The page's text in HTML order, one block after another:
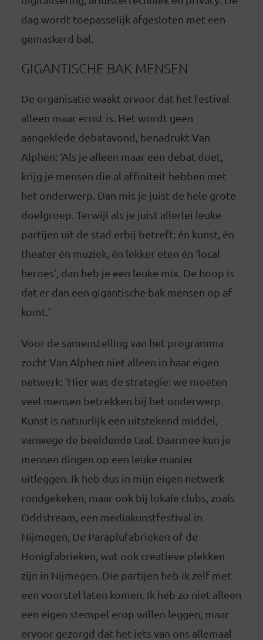
dag wordt toepasselijk afgesloten met een
gemaskerd bal.
GIGANTISCHE BAK MENSEN
De organisatie waakt ervoor dat het festival
alleen maar ernst is. Het wordt geen
aangeklede debatavond, benadrukt Van
Alphen: ‘Als je alleen maar een debat doet,
krijg je mensen die al affiniteit hebben met
het onderwerp. Dan mis je juist de hele grote
doelgroep. Terwijl als je juist allerlei leuke
partijen uit de stad erbij betreft: én kunst, én
theater én muziek, én lekker eten én ‘local
heroes’, dan heb je een leuke mix. De hoop is
dat er dan een gigantische bak mensen op af
komt.’
Voor de samenstelling van het programma
zocht Van Alphen niet alleen in haar eigen
netwerk: ‘Hier was de strategie: we moeten
veel mensen betrekken bij het onderwerp.
Kunst is natuurlijk een uitstekend middel,
vanwege de beeldende taal. Daarmee kun je
mensen dingen op een leuke manier
uitleggen. Ik heb dus in mijn eigen netwerk
rondgekeken, maar ook bij lokale clubs, zoals
Oddstream, een mediakunstfestival in
Nijmegen, De Paraplufabrieken of de
Honigfabrieken, wat ook creatieve plekken
zijn in Nijmegen. Die partijen heb ik zelf met
een voorstel laten komen. Ik heb zo niet alleen
een eigen stempel erop willen leggen, maar
ervoor gezorgd dat het iets van ons allemaal